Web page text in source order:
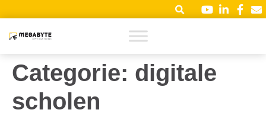
Categorie: digitale
scholen